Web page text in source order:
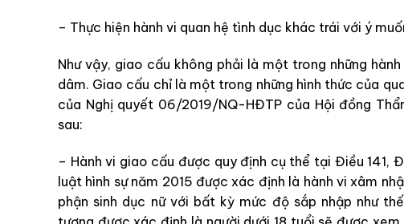
– Thực hiện hành vi quan hệ tình dục khác trái với ý
Như vậy, giao cấu không phải là một trong những
dâm. Giao cấu chỉ là một trong những hình thức của
của Nghị quyết 06/2019/NQ-HĐTP của Hội đồng
sau:
– Hành vi giao cấu được quy định cụ thể tại Điều 141,
luật hình sự năm 2015 được xác định là hành vi xâm
phận sinh dục nữ với bất kỳ mức độ sắp nhập như